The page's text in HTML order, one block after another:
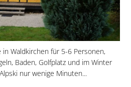
in Waldkirchen für 5-6 Personen,
Baden, Golfplatz und im Winter
nur wenige Minuten...